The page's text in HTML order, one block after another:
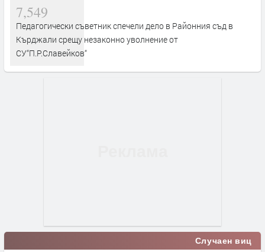
7,549
Педагогически съветник спечели дело в Районния съд в
Кърджали срещу незаконно уволнение от
СУ“П.Р.Славейков“
Случаен виц